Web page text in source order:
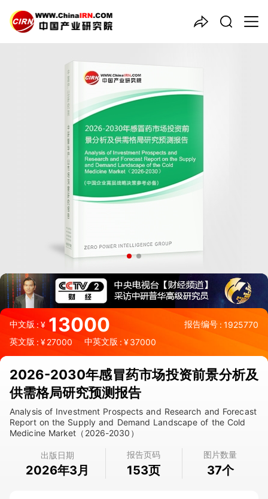
中文版:¥ 13000 报告编号 : 1925770
英文版 : ¥27000 中英文版 : ¥37000
2026-2030年感冒药市场投资前景分析及
供需格局研究预测报告
Analysis of Investment Prospects and Research and Forecast
Report on the Supply and Demand Landscape of the Cold
Medicine Market（2026-2030）
出版日期
2026年3月
报告页码
153页
图片数量
37个
中国产业咨询领导者
2026-2030年
资前景分析及供需格局研究预
测报告
品质保障，一年免费更新维护
出版日期：2026年3月
《2026-2030年感冒药市场投资前景分析及供需格局研究预测报
告》由中研普华感冒药行业分析专家领衔撰写，主要分析了感冒药
行业的市场规模、发展现状与投资前景，同时对感冒药行业的未来
发展做出科学的趋势预测和专业的感冒药行业数据分析，帮助客户
评估感冒药行业投资价值。
27年研究经验，深度洞察行业驱动力
多元化、高学历的实战型精英团队